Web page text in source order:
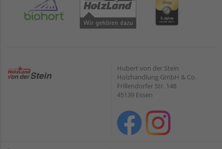
Hubert von der Stein
Holzhandlung GmbH & Co.
Frillendorfer Str. 148
45139 Essen